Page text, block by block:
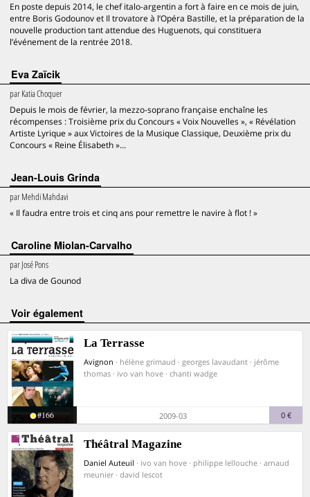
En poste depuis 2014, le chef italo-argentin a fort à faire en ce mois de juin,
entre Boris Godounov et Il trovatore à l’Opéra Bastille, et la préparation de la
nouvelle production tant attendue des Huguenots, qui constituera
l’événement de la rentrée 2018.
Eva Zaïcik
parKatia Choquer
Depuis le mois de février, la mezzo-soprano française enchaîne les
récompenses : Troisième prix du Concours « Voix Nouvelles », « Révélation
Artiste Lyrique » aux Victoires de la Musique Classique, Deuxième prix du
Concours « Reine Élisabeth »...
Jean-Louis Grinda
parMehdi Mahdavi
« Il faudra entre trois et cinq ans pour remettre le navire à flot ! »
Caroline Miolan-Carvalho
parJosé Pons
La diva de Gounod
voir également
La Terrasse
Avignon · hélène grimaud · georges lavaudant · jérôme
thomas · ivo van hove · chanti wadge
#166 2009-03 0 €
Théâtral Magazine
Daniel Auteuil · ivo van hove · philippe lellouche · arnaud
meunier · david lescot